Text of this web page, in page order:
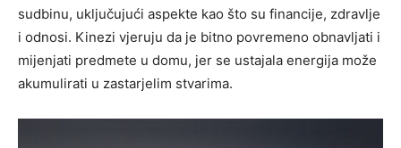
sudbinu, uključujući aspekte kao što su financije, zdravlje
i odnosi. Kinezi vjeruju da je bitno povremeno obnavljati i
mijenjati predmete u domu, jer se ustajala energija može
akumulirati u zastarjelim stvarima.